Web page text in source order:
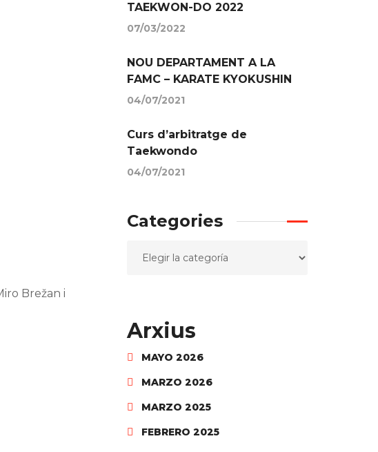
Brežan i
TAEKWON-DO 2022
07/03/2022
NOU DEPARTAMENT A LA
FAMC – KARATE KYOKUSHIN
04/07/2021
Curs d’arbitratge de
Taekwondo
04/07/2021
Categories
Arxius
MAYO 2026
MARZO 2026
MARZO 2025
FEBRERO 2025